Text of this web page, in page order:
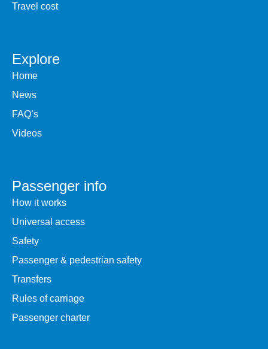
Travel cost
Explore
Home
News
FAQ’s
Videos
Passenger info
How it works
Universal access
Safety
Passenger & pedestrian safety
Transfers
Rules of carriage
Passenger charter